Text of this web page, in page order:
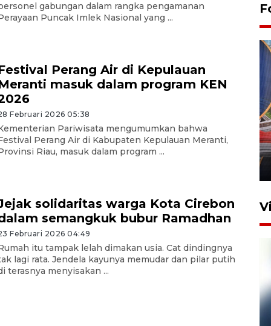
gabungan dalam rangka pengamanan
Puncak Imlek Nasional yang ...
Perang Air di Kepulauan
masuk dalam program KEN
Februari 2026 05:38
Pariwisata mengumumkan bahwa
Perang Air di Kabupaten Kepulauan Meranti,
Riau, masuk dalam program ...
solidaritas warga Kota Cirebon
semangkuk bubur Ramadhan
Februari 2026 04:49
itu tampak lelah dimakan usia. Cat dindingnya
lagi rata. Jendela kayunya memudar dan pilar putih
terasnya menyisakan ...
Komisi V DPR tinjau
perlintasan sebidang di
Stasiun Bogor